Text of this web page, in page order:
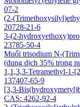
07-2
(2-
20728-21-6
3-(2-
23785-50-4
Muối trisodium N-
(dung dịch 35% trong
1,1,3,3-Tetramethyl-1-
137407-65-9
[3,3-
CAS: 4262-92-4